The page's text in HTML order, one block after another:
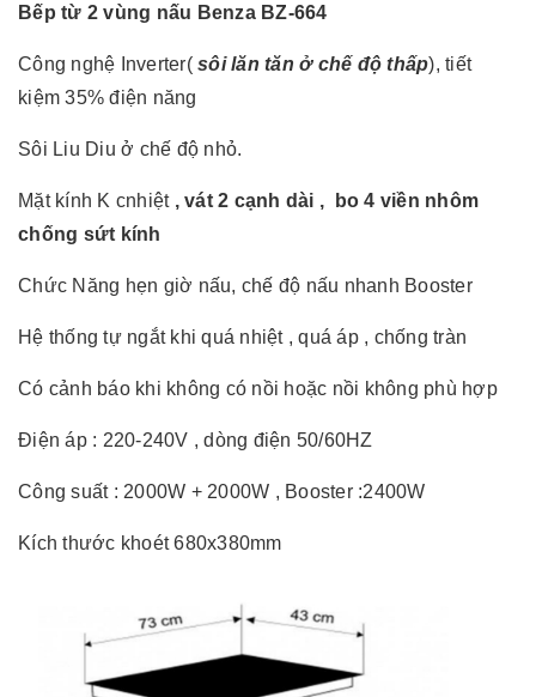
Bếp từ 2 vùng nấu Benza BZ-664
Công nghệ Inverter( sôi lăn tăn ở chế độ thấp), tiết
kiệm 35% điện năng
Sôi Liu Diu ở chế độ nhỏ.
Mặt kính K cnhiệt, vát 2 cạnh dài , bo 4 viền nhôm
chống sứt kính
Chức Năng hẹn giờ nấu, chế độ nấu nhanh Booster
Hệ thống tự ngắt khi quá nhiệt , quá áp , chống tràn
Có cảnh báo khi không có nồi hoặc nồi không phù hợp
Điện áp : 220-240V , dòng điện 50/60HZ
Công suất : 2000W + 2000W , Booster :2400W
Kích thước khoét 680x380mm